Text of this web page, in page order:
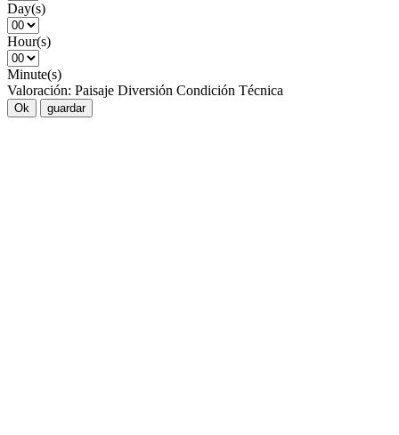
Day(s)
Hour(s)
Minute(s)
Valoración: Paisaje Diversión Condición Técnica
Ok guardar